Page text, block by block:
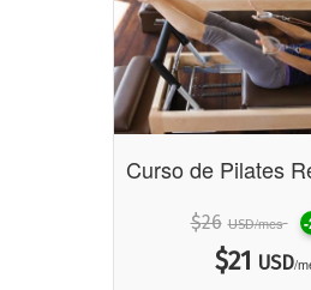
Curso de Pilates
$26 USD/mes
$21 USD/